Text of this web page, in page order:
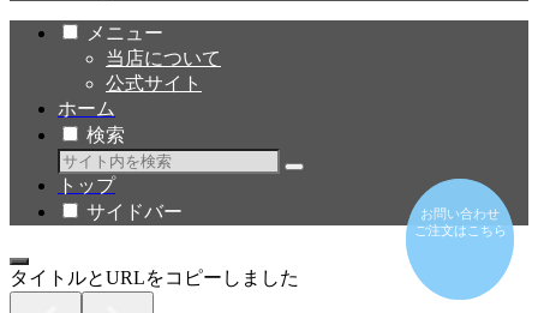
お問い合わせ
ご注文はこちら
お問い合わせ
ご注文はこちら
メニュー
当店について
公式サイト
ホーム
検索
トップ
サイドバー
タイトルとURLをコピーしました